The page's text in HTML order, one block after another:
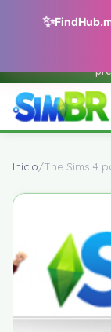
Este e um
Inicio/The Sims 4
✨